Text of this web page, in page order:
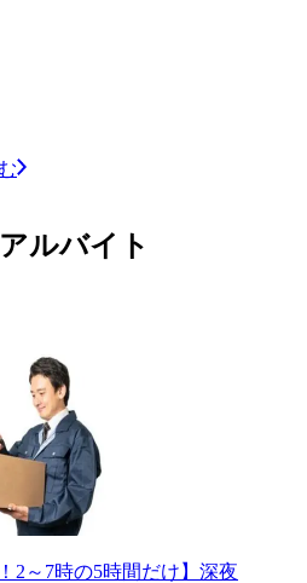
ルバイト
2～7時の5時間だけ】深夜